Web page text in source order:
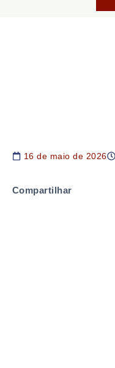
16 de maio de 2026
Compartilhar